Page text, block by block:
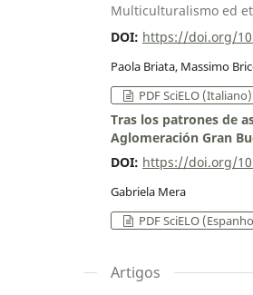
Multiculturalismo ed
DOI: https://doi.org/
Paola Briata, Massimo
PDF SciELO (Italiano)
Tras los patrones de
Aglomeración Gran
DOI: https://doi.org/
Gabriela Mera
PDF SciELO
Artigos